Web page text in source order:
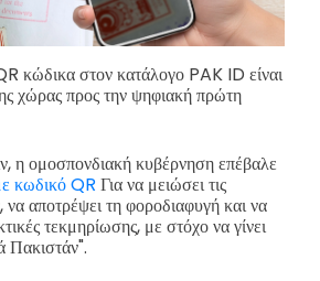
κώδικα στον κατάλογο PAK ID είναι
χώρας προς την ψηφιακή πρώτη
η ομοσπονδιακή κυβέρνηση επέβαλε
κωδικό QR Για να μειώσει τις
αποτρέψει τη φοροδιαφυγή και να
τεκμηρίωσης, με στόχο να γίνει
Πακιστάν".